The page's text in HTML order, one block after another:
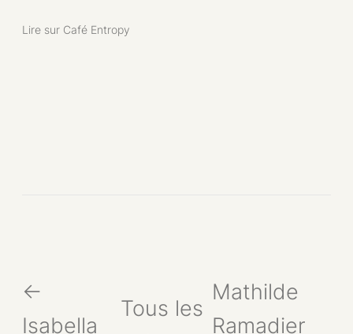
Lire sur Café Entropy
←
Isabella
Tous les
Mathilde
Ramadier